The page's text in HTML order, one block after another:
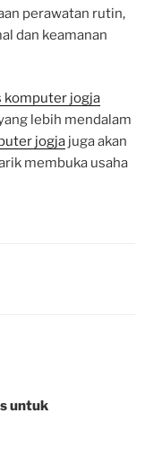
perawatan rutin,
dan keamanan
komputer jogja
lebih mendalam
jogja juga akan
membuka usaha
untuk